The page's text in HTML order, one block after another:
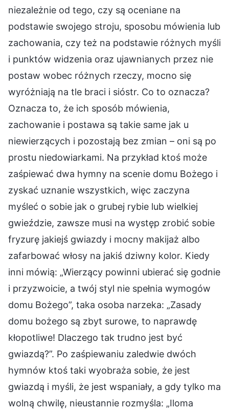
niezależnie od tego, czy są oceniane na
podstawie swojego stroju, sposobu mówienia lub
zachowania, czy też na podstawie różnych myśli
i punktów widzenia oraz ujawnianych przez nie
postaw wobec różnych rzeczy, mocno się
wyróżniają na tle braci i sióstr. Co to oznacza?
Oznacza to, że ich sposób mówienia,
zachowanie i postawa są takie same jak u
niewierzących i pozostają bez zmian – oni są po
prostu niedowiarkami. Na przykład ktoś może
zaśpiewać dwa hymny na scenie domu Bożego i
zyskać uznanie wszystkich, więc zaczyna
myśleć o sobie jak o grubej rybie lub wielkiej
gwieździe, zawsze musi na występ zrobić sobie
fryzurę jakiejś gwiazdy i mocny makijaż albo
zafarbować włosy na jakiś dziwny kolor. Kiedy
inni mówią: „Wierzący powinni ubierać się godnie
i przyzwoicie, a twój styl nie spełnia wymogów
domu Bożego”, taka osoba narzeka: „Zasady
domu bożego są zbyt surowe, to naprawdę
kłopotliwe! Dlaczego tak trudno jest być
gwiazdą?”. Po zaśpiewaniu zaledwie dwóch
hymnów ktoś taki wyobraża sobie, że jest
gwiazdą i myśli, że jest wspaniały, a gdy tylko ma
wolną chwilę, nieustannie rozmyśla: „Iloma